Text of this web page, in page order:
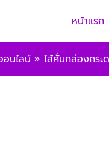
หน้าแรก
นไลน์ » ไส้คั่นกล่องกระ